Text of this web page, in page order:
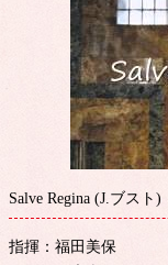
Salve Regina (J.ブスト)
指揮：福田美保